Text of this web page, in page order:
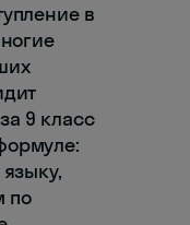
в
9 класс
по